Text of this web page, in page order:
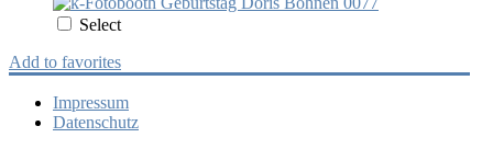
Select
Add to favorites
Impressum
Datenschutz